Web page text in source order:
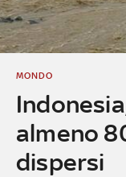
almeno
dispersi
MONDO